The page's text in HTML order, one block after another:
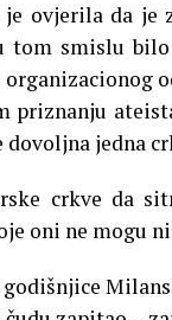
ovjerila da je
tom smislu
priznanju
dovoljna jedna
crkve da
oni ne mogu